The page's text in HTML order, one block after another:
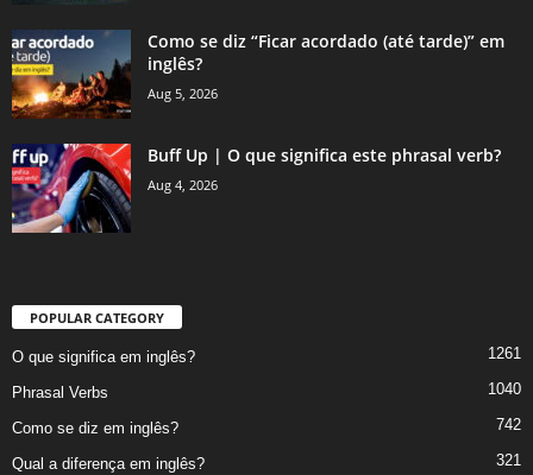
Como se diz “Ficar acordado (até tarde)” em
inglês?
Aug 5, 2026
Buff Up | O que significa este phrasal verb?
Aug 4, 2026
POPULAR CATEGORY
O que significa em inglês? 1261
Phrasal Verbs 1040
Como se diz em inglês? 742
Qual a diferença em inglês? 321